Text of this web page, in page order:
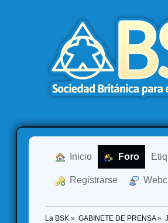
Inicio Foro
Registrarse
La BSK » GABINETE DE PRENSA»